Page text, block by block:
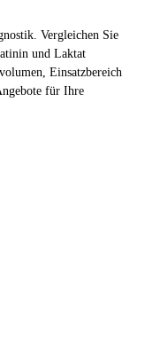
Vergleichen Sie
und Laktat
Einsatzbereich
für Ihre